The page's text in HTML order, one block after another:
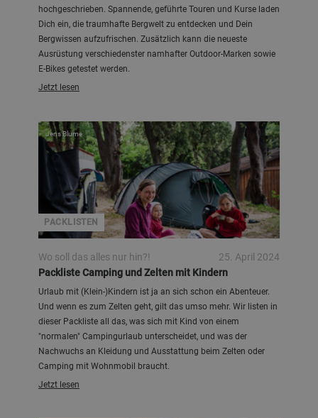
hochgeschrieben. Spannende, geführte Touren und Kurse laden
Dich ein, die traumhafte Bergwelt zu entdecken und Dein
Bergwissen aufzufrischen. Zusätzlich kann die neueste
Ausrüstung verschiedenster namhafter Outdoor-Marken sowie
E-Bikes getestet werden.
Jetzt lesen
PACKLISTEN
Jens Blume
Wo soll das alles nur hin?!
25. April 2024
Packliste Camping und Zelten mit Kindern
Urlaub mit (Klein-)Kindern ist ja an sich schon ein Abenteuer.
Und wenn es zum Zelten geht, gilt das umso mehr. Wir listen in
dieser Packliste all das, was sich mit Kind von einem
"normalen" Campingurlaub unterscheidet, und was der
Nachwuchs an Kleidung und Ausstattung beim Zelten oder
Camping mit Wohnmobil braucht.
Jetzt lesen